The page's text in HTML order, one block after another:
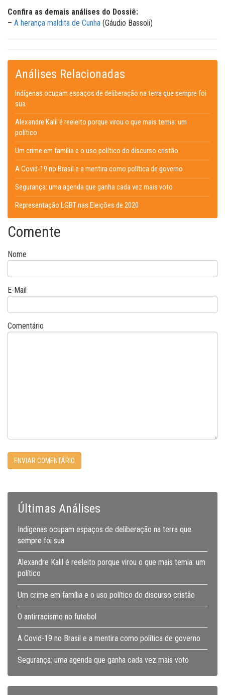
Confira as demais análises do Dossiê:
– A herança maldita de Cunha (Gáudio Bassoli)
Análises Relacionadas
Indígenas ocupam espaços de deliberação na terra que sempre foi
sua
Alexandre Kalil é reeleito porque virou o que mais temia: um
político
Um crime em família e o uso político do discurso cristão
A Covid-19 no Brasil e a mentira como política de governo
Segurança: uma agenda que ganha cada vez mais voto
Representação LGBT nas Eleições de 2020
Comente
Nome
E-Mail
Comentário
Últimas Análises
Indígenas ocupam espaços de deliberação na terra que
sempre foi sua
Alexandre Kalil é reeleito porque virou o que mais temia: um
político
Um crime em família e o uso político do discurso cristão
O antirracismo no futebol
A Covid-19 no Brasil e a mentira como política de governo
Segurança: uma agenda que ganha cada vez mais voto